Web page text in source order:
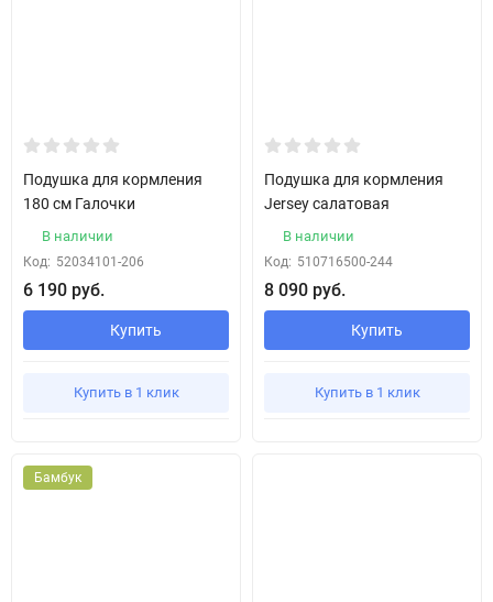
Подушка для кормления
180 см Галочки
В наличии
Код: 52034101-206
6 190 руб.
Купить
Купить в 1 клик
Подушка для кормления
Jersey салатовая
В наличии
Код: 510716500-244
8 090 руб.
Купить
Купить в 1 клик
Бамбук